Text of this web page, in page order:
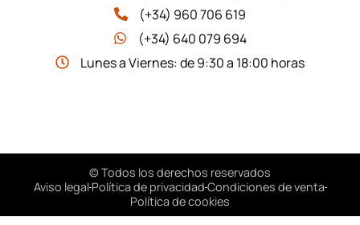
(+34) 960 706 619
(+34) 640 079 694
Lunes a Viernes: de 9:30 a 18:00 horas
© Todos los derechos reservados
Aviso legalPolítica de privacidadCondiciones de venta
Política de cookies